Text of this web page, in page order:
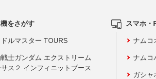
をさがす
ルマスター TOURS
士ガンダム エクストリーム
ス２ インフィニットブース
スマホ・
ナムコ
ナムコ
ガシャ